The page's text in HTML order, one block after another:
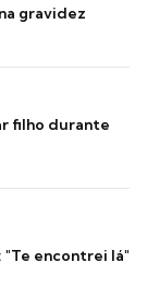
gravidez
filho durante
"Te encontrei lá"